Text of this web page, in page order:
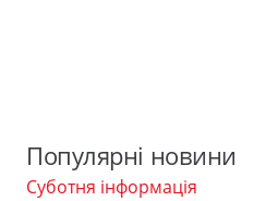
Популярні новини
Суботня інформація